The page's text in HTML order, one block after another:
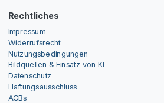
Rechtliches
Impressum
Widerrufsrecht
Nutzungsbedingungen
Bildquellen & Einsatz von KI
Datenschutz
Haftungsausschluss
AGBs